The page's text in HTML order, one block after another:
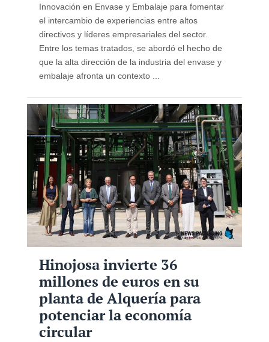
Innovación en Envase y Embalaje para fomentar
el intercambio de experiencias entre altos
directivos y líderes empresariales del sector.
Entre los temas tratados, se abordó el hecho de
que la alta dirección de la industria del envase y
embalaje afronta un contexto ...
Hinojosa invierte 36
millones de euros en su
planta de Alquería para
potenciar la economía
circular